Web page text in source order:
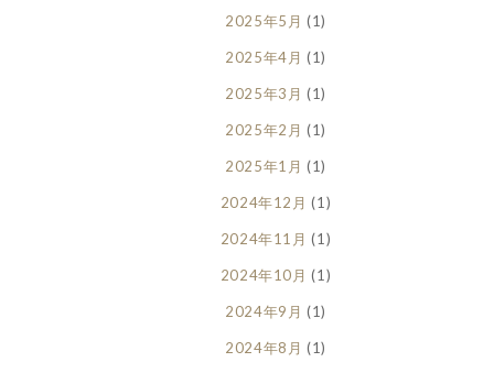
2025年5月 (1)
2025年4月 (1)
2025年3月 (1)
2025年2月 (1)
2025年1月 (1)
2024年12月 (1)
2024年11月 (1)
2024年10月 (1)
2024年9月 (1)
2024年8月 (1)